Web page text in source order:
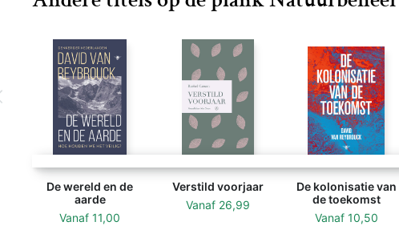
De wereld en de
aarde
Vanaf 11,00
Verstild voorjaar
Vanaf 26,99
De kolonisatie van
de toekomst
Vanaf 10,50